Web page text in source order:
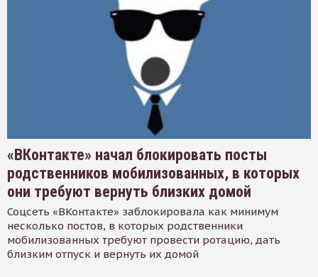
«ВКонтакте» начал блокировать посты
родственников мобилизованных, в которых
они требуют вернуть близких домой
Соцсеть «ВКонтакте» заблокировала как минимум
несколько постов, в которых родственники
мобилизованных требуют провести ротацию, дать
близким отпуск и вернуть их домой